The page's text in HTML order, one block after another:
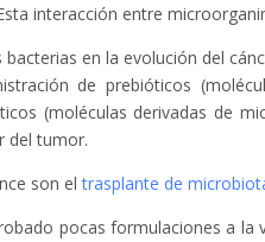
interacción entre
en la evolución del
de prebióticos
(moléculas derivadas de
del tumor.
son eltrasplante de
pocas formulaciones a la